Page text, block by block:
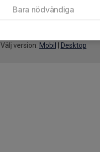
Välj version: Mobil Desktop
Bara nödvändiga